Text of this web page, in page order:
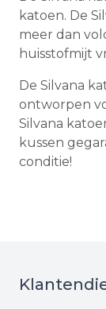
katoen. De
meer dan
huisstofmijt
De Silvana
ontworpen
Silvana
kussen
conditie!